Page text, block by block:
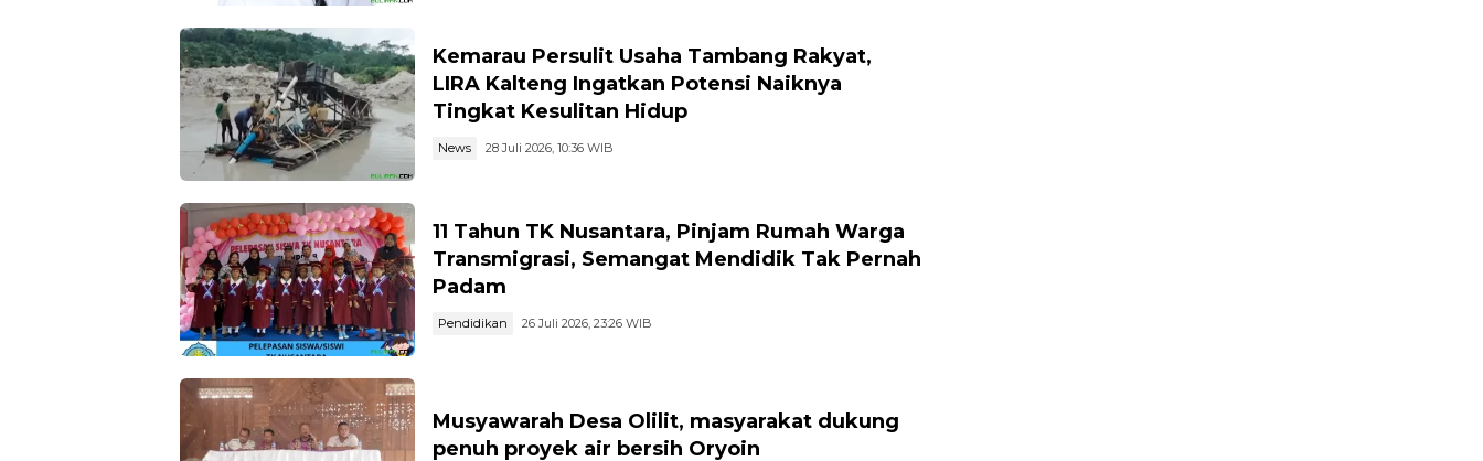
Kemarau Persulit Usaha Tambang Rakyat,
LIRA Kalteng Ingatkan Potensi Naiknya
Tingkat Kesulitan Hidup
News 28 Juli 2026, 10:36 WIB
11 Tahun TK Nusantara, Pinjam Rumah Warga
Transmigrasi, Semangat Mendidik Tak Pernah
Padam
Pendidikan 26 Juli 2026, 23:26 WIB
Musyawarah Desa Olilit, masyarakat dukung
penuh proyek air bersih Oryoin